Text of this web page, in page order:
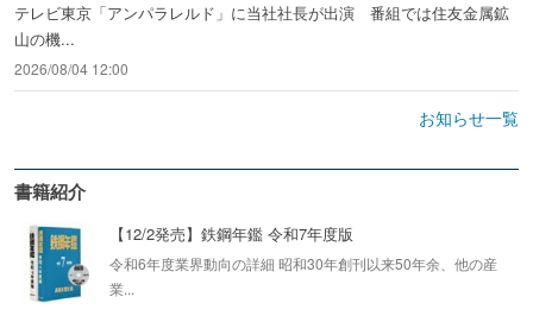
テレビ東京「アンパラレルド」に当社社長が出演 番組では住友金属鉱
山の機...
2026/08/04 12:00
お知らせ一覧
書籍紹介
【12/2発売】鉄鋼年鑑 令和7年度版
令和6年度業界動向の詳細 昭和30年創刊以来50年余、他の産
業...